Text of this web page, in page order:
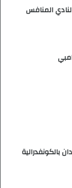
المنافس
بالكونفدرالية